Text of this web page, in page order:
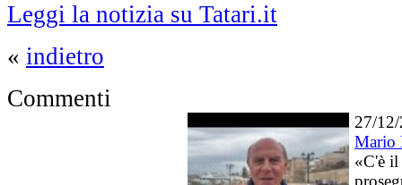
Leggi la notizia su Tatari.it
« indietro
Commenti
27/
Mario
«C'è